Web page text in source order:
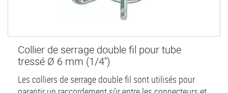
Collier de serrage double fil pour tube
tressé Ø 6 mm (1/4'')
Les colliers de serrage double fil sont utilisés pour